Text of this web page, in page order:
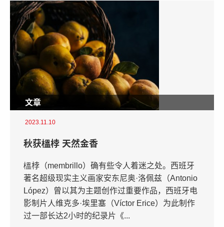
文章
2023.11.10
秋获榲桲 天然金香
榲桲（membrillo）确有些令人着迷之处。西班牙
著名超级现实主义画家安东尼奥·洛佩兹（Antonio
López）曾以其为主题创作过重要作品，西班牙电
影制片人维克多·埃里塞（Víctor Erice）为此制作
过一部长达2小时的纪录片《...